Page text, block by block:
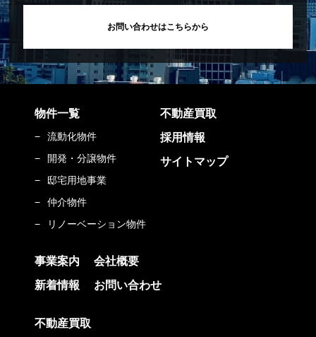
お問い合わせはこちらから
物件一覧
流動化物件
開発・分譲物件
邸宅用地事業
仲介物件
リノーベーション物件
不動産買取
採用情報
サイトマップ
事業案内
新着情報
会社概要
お問い合わせ
不動産買取